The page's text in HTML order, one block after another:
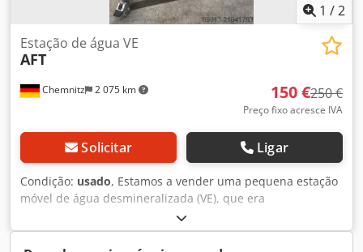
1 /2
Chemnitz 2 075 km
Estação de água VE
AFT
150 €250 €
Preço fixo acresce IVA
Solicitar Ligar
Condição: usado, Estamos a vender uma pequena estação
móvel de água desmineralizada (VE), que era
anteriormente utilizada para encher pequenas máquinas
de limpeza de peças. Como pode ser visto na imagem, o